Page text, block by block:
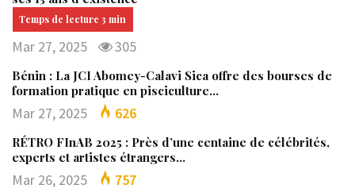
Mar 27, 2025 305
Bénin : La JCI Abomey-Calavi Sica offre des bourses de
formation pratique en pisciculture…
Mar 27, 2025 626
RÉTRO FInAB 2025 : Près d’une centaine de célébrités,
experts et artistes étrangers…
Mar 26, 2025 757